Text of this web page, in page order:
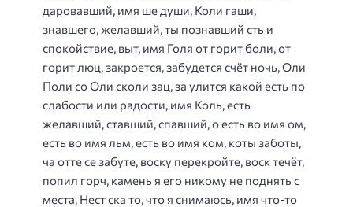
даровавший, имя ше души, Коли гаши,
знавшего, желавший, ты познавший сть и
спокойствие, выт, имя Голя от горит боли, от
горит люц, закроется, забудется счёт ночь, Оли
Поли со Оли сколи зац, за улится какой есть по
слабости или радости, имя Коль, есть
желавший, ставший, спавший, о есть во имя ом,
есть во имя льм, есть во имя ком, коты заботы,
ча отте се забуте, воску перекройте, воск течёт,
попил горч, камень я его никому не поднять с
места, Нест ска то, что я снимаюсь, имя что-то